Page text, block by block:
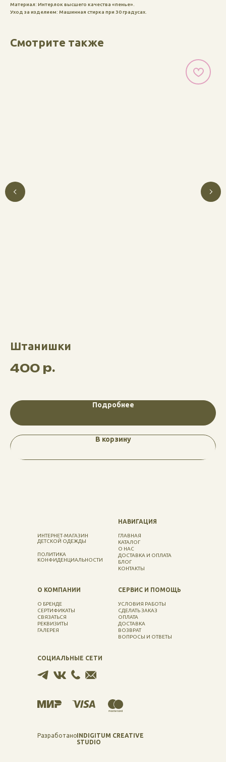
Материал: Интерлок высшего качества «пенье».
Уход за изделием: Машинная стирка при 30 градусах.
Смотрите также
Штанишки
400 р.
Подробнее
В корзину
НАВИГАЦИЯ
О КОМПАНИИ СЕРВИС И ПОМОЩЬ
СОЦИАЛЬНЫЕ СЕТИ
ГЛАВНАЯ
ИНТЕРНЕТ-МАГАЗИН
ДЕТСКОЙ ОДЕЖДЫ
О БРЕНДЕ УСЛОВИЯ РАБОТЫ
КАТАЛОГ
СЕРТИФИКАТЫ СДЕЛАТЬ ЗАКАЗ
О НАС
СВЯЗАТЬСЯ ОПЛАТА
ДОСТАВКА И ОПЛАТА
РЕКВИЗИТЫ ДОСТАВКА
БЛОГ
ВОЗВРАТ
КОНТАКТЫ
ПОЛИТИКА
КОНФИДЕНЦИАЛЬНОСТИ
ВОПРОСЫ И ОТВЕТЫ
Разработано INDIGITUM CREATIVE
STUDIO
ГАЛЕРЕЯ